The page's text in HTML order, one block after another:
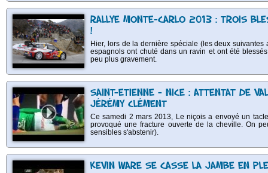
RALLYE MONTE-CARLO 2013 : TROIS
!
Hier, lors de la dernière spéciale (les deux suivantes
espagnols ont chuté dans un ravin et ont été
peu plus gravement.
SAINT-ETIENNE - NICE : ATTENTAT DE
JÉRÉMY CLÉMENT
Ce samedi 2 mars 2013, Le niçois a envoyé un
provoqué une fracture ouverte de la cheville. On
sensibles s'abstenir).
KEVIN WARE SE CASSE LA JAMBE EN